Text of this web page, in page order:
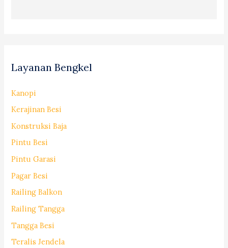
Layanan Bengkel
Kanopi
Kerajinan Besi
Konstruksi Baja
Pintu Besi
Pintu Garasi
Pagar Besi
Railing Balkon
Railing Tangga
Tangga Besi
Teralis Jendela